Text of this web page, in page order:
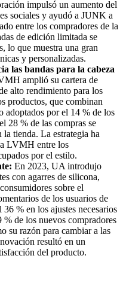
impulsó un aumento del
sociales y ayudó a JUNK a
entre los compradores de la
de edición limitada se
lo que muestra una gran
y personalizadas.
las bandas para la cabeza
amplió su cartera de
alto rendimiento para los
productos, que combinan
adoptados por el 14 % de los
28 % de las compras se
la tienda. La estrategia ha
LVMH entre los
por el estilo.
En 2023, UA introdujo
con agarres de silicona,
sobre el
de los usuarios de
% en los ajustes necesarios
de los nuevos compradores
su razón para cambiar a las
resultó en un
del producto.